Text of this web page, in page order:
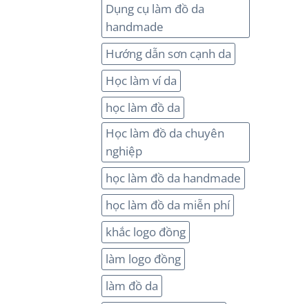
Dụng cụ làm đồ da
handmade
Hướng dẫn sơn cạnh da
Học làm ví da
học làm đồ da
Học làm đồ da chuyên
nghiệp
học làm đồ da handmade
học làm đồ da miễn phí
khắc logo đồng
làm logo đồng
làm đồ da